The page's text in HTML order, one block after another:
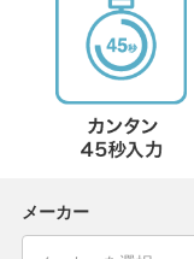
メーカー